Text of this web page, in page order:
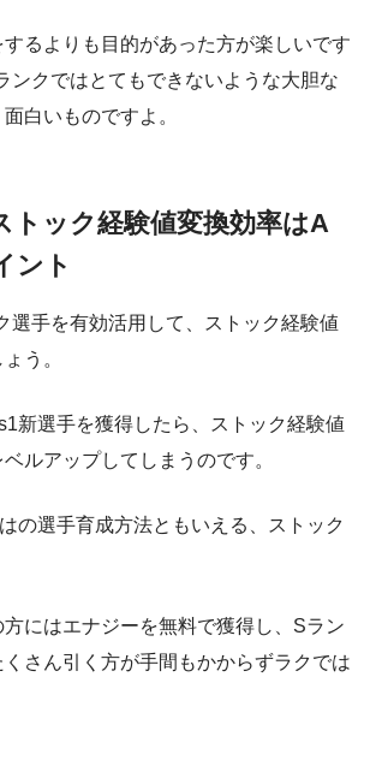
るよりも目的があった方が楽しいです
ンクではとてもできないような大胆な
白いものですよ。
トック経験値変換効率はA
ント
選手を有効活用して、ストック経験値
う。
新選手を獲得したら、ストック経験値
ルアップしてしまうのです。
の選手育成方法ともいえる、ストック
方にはエナジーを無料で獲得し、Sラン
さん引く方が手間もかからずラクでは